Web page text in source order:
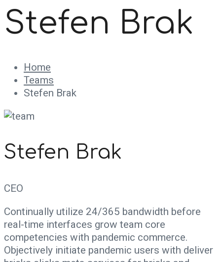
Stefen Brak
Home
Teams
Stefen Brak
Stefen Brak
CEO
Continually utilize 24/365 bandwidth before
real-time interfaces grow team core
competencies with pandemic commerce.
Objectively initiate pandemic users with deliver